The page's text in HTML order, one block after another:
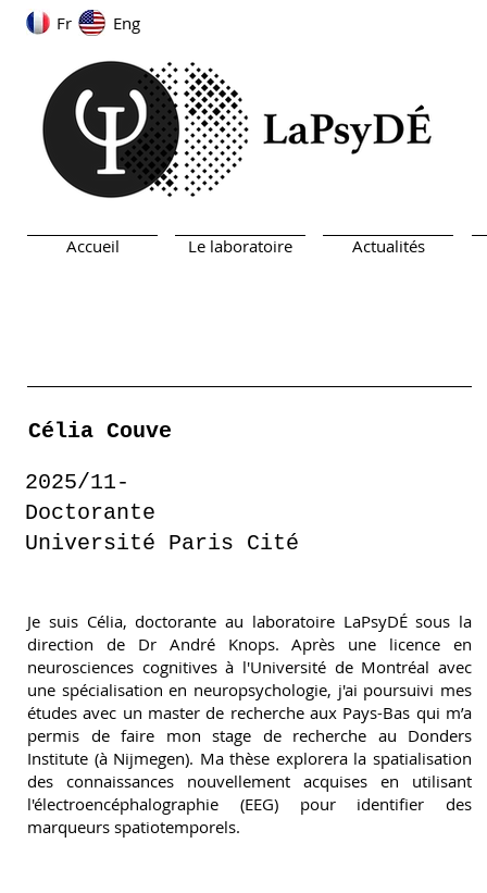
Fr Eng
Accueil Le laboratoire Actualités
Célia Couve
2025/11-
Doctorante
Université Paris Cité
Je suis Célia, doctorante au laboratoire LaPsyDÉ sous la
direction de Dr André Knops. Après une licence en
neurosciences cognitives à l'Université de Montréal avec
une spécialisation en neuropsychologie, j'ai poursuivi mes
études avec un master de recherche aux Pays-Bas qui m’a
permis de faire mon stage de recherche au Donders
Institute (à Nijmegen). Ma thèse explorera la spatialisation
des connaissances nouvellement acquises en utilisant
l'électroencéphalographie (EEG) pour identifier des
marqueurs spatiotemporels.